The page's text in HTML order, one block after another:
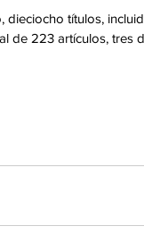
dieciocho títulos,
de 223 artículos, tres